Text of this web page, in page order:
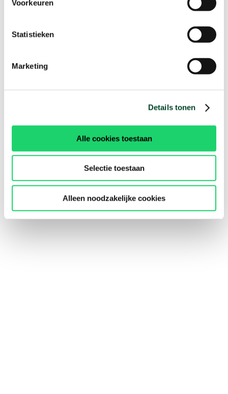
Voorkeuren
Statistieken
Marketing
Details tonen
Alle cookies toestaan
Selectie toestaan
Alleen noodzakelijke cookies